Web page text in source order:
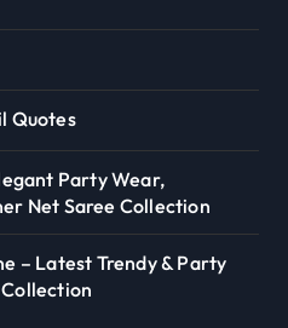
Quotes
Party Wear,
Net Saree Collection
– Latest Trendy & Party